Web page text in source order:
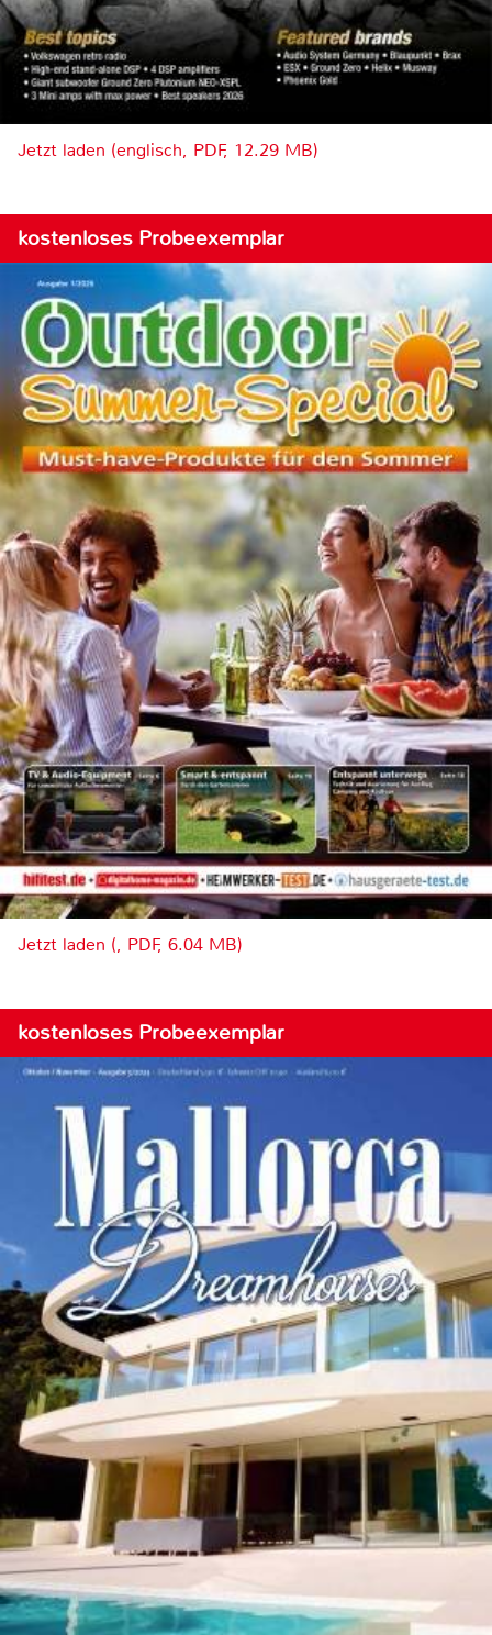
Jetzt laden (englisch, PDF, 12.29 MB)
kostenloses Probeexemplar
Jetzt laden (, PDF, 6.04 MB)
kostenloses Probeexemplar